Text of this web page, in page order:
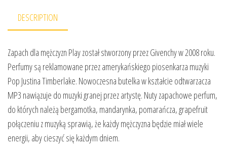
DESCRIPTION
Zapach dla mężczyzn Play został stworzony przez Givenchy w 2008 roku.
Perfumy są reklamowane przez amerykańskiego piosenkarza muzyki
Pop Justina Timberlake. Nowoczesna butelka w kształcie odtwarzacza
MP3 nawiązuje do muzyki granej przez artystę. Nuty zapachowe perfum,
do których należą bergamotka, mandarynka, pomarańcza, grapefruit
połączeniu z muzyką sprawią, że każdy mężczyzna będzie miał wiele
energii, aby cieszyć się każdym dniem.